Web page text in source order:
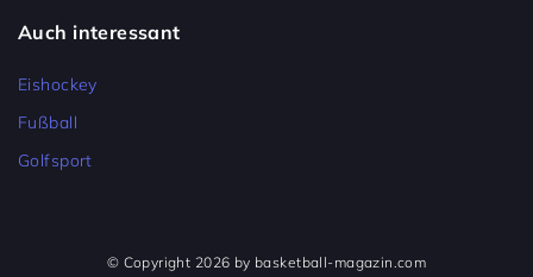
Auch interessant
Eishockey
Fußball
Golfsport
© Copyright 2026 by basketball-magazin.com